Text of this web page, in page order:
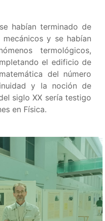
habían terminado de
y se habían
termológicos,
el edificio de
del número
y la noción de
siglo XX sería testigo
en Física.